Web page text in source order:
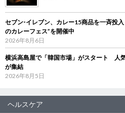
セブン‐イレブン、カレー15商品を一斉投
のカレーフェス”を開催中
2026年8月6日
横浜高島屋で「韓国市場」がスタート 人
が集結
2026年8月5日
ヘルスケア